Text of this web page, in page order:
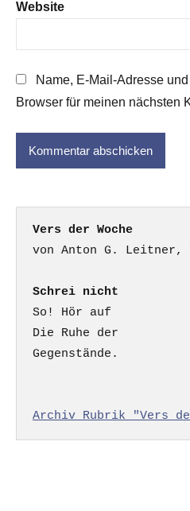
Website
Name, E-Mail-Adresse
Browser für meinen nächsten
Vers der Woche
Schrei nicht
So! Hör auf
Die Ruhe der
Gegenstände.
Archiv Rubrik "Vers